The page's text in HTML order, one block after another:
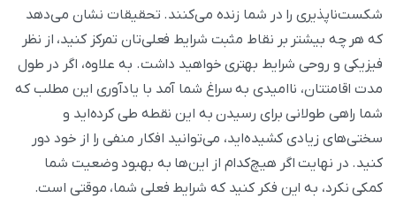
شکست‌ناپذیری را در شما زنده می‌کنند. تحقیقات نشان می‌دهد
که هر چه بیشتر بر نقاط مثبت شرایط فعلی‌تان تمرکز کنید، از نظر
فیزیکی و روحی شرایط بهتری خواهید داشت. به علاوه، اگر در طول
مدت اقامتتان، ناامیدی به سراغ شما آمد با یادآوری این مطلب که
شما راهی طولانی برای رسیدن به این نقطه طی کرده‌اید و
سختی‌های زیادی کشیده‌اید، می‌توانید افکار منفی را از خود دور
کنید. در نهایت اگر هیچ‌کدام از این‌ها به بهبود وضعیت شما
کمکی نکرد، به این فکر کنید که شرایط فعلی شما، موقتی است.